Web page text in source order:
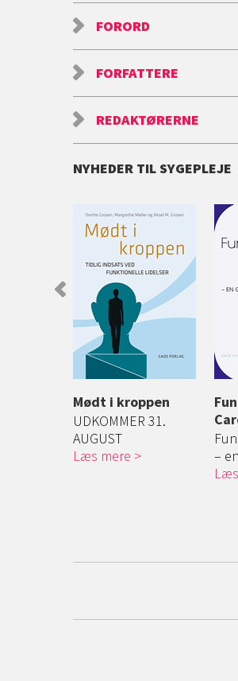
FORORD
FORFATTERE
REDAKTØRERNE
Sygepleje i
Bogen sætter
på et
NYHEDER TIL SYGEPLEJE
Mødt i kroppen
UDKOMMER 31.
AUGUST
Læs mere
–